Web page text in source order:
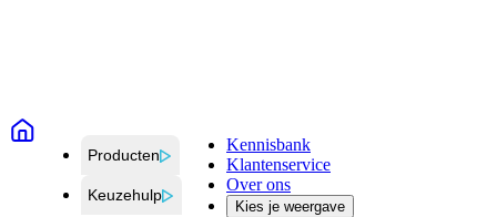
Producten
Keuzehulp
Kennisbank
Klantenservice
Over ons
Kies je weergave